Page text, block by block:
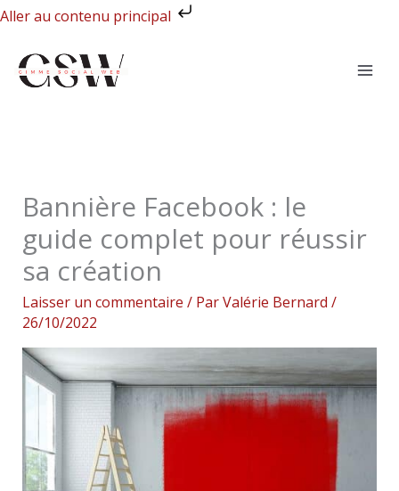
Aller au contenu principal
Aller
contenu
Bannière Facebook : le
guide complet pour réussir
sa création
Laisser un commentaire / ParValérie Bernard /
26/10/2022